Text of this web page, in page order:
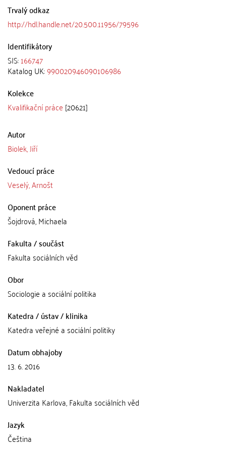
Trvalý odkaz
http://hdl.handle.net/20.500.11956/79596
Identifikátory
SIS:166747
Katalog UK:990020946090106986
Kolekce
Kvalifikační práce [20621]
Autor
Biolek, Jiří
Vedoucí práce
Veselý, Arnošt
Oponent práce
Šojdrová, Michaela
Fakulta / součást
Fakulta sociálních věd
Obor
Sociologie a sociální politika
Katedra / ústav / klinika
Katedra veřejné a sociální politiky
Datum obhajoby
13. 6. 2016
Nakladatel
Univerzita Karlova, Fakulta sociálních věd
Jazyk
Čeština